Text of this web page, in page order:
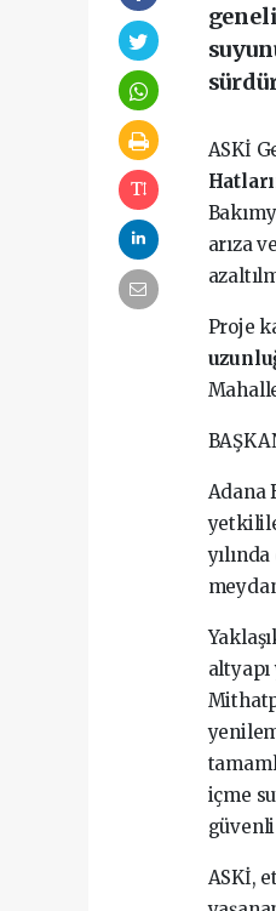
ASKİ
arıza
Proje
Adana
içme
güvenli
ASKİ,